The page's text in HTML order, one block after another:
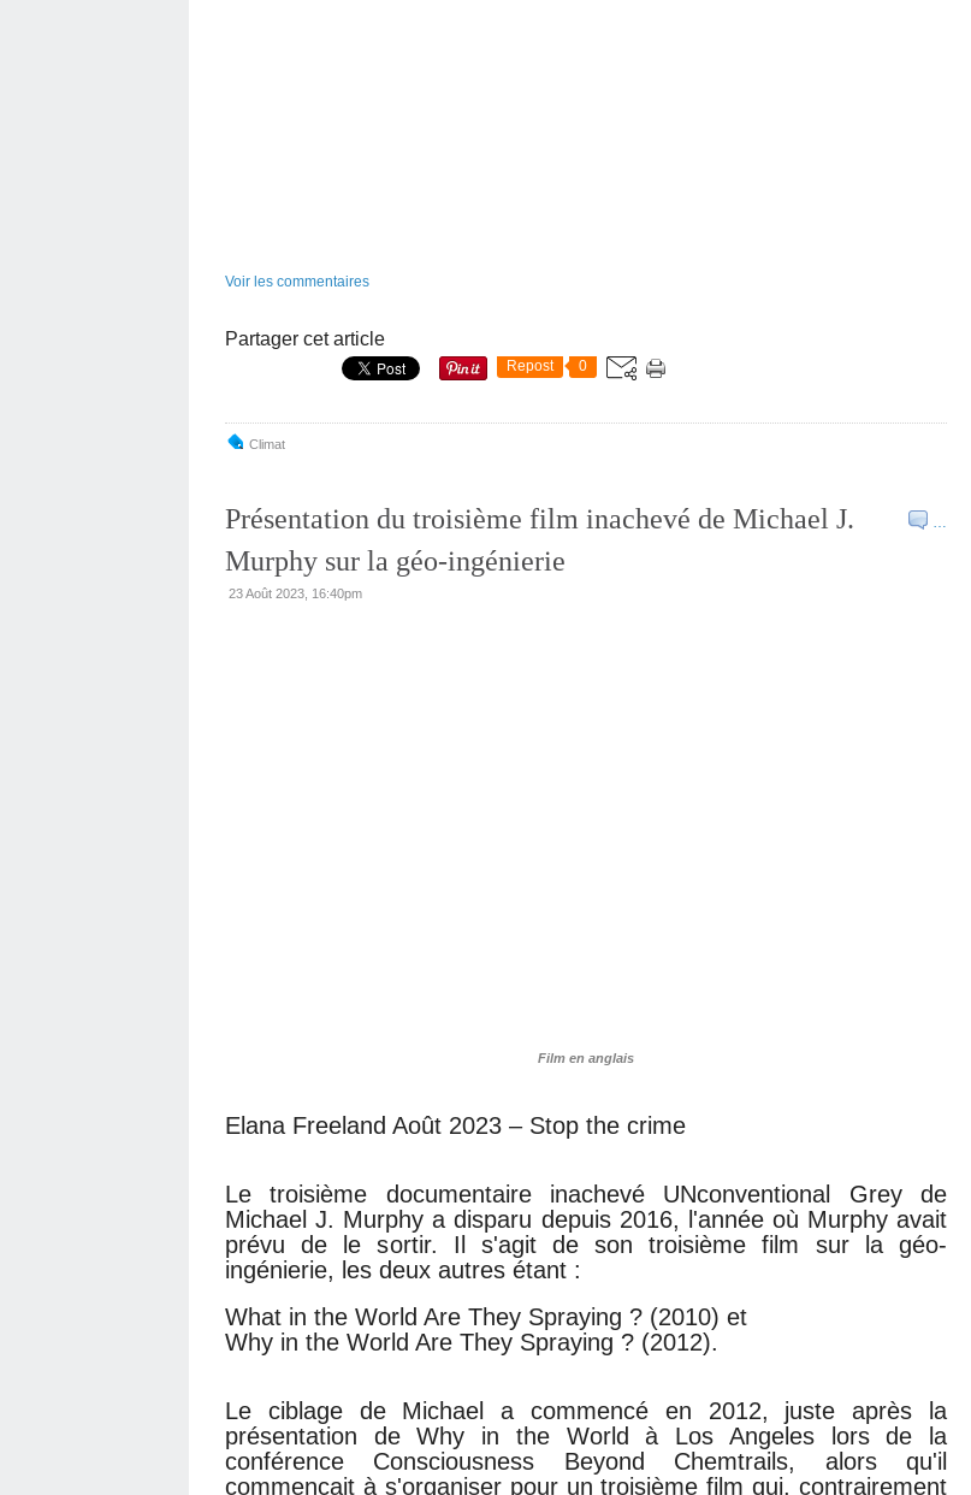
Voir les commentaires
Partager cet article
Repost 0
Climat
Présentation du troisième film inachevé de Michael J.
Murphy sur la géo-ingénierie
23 Août 2023, 16:40pm
Film en anglais
Elana Freeland Août 2023 – Stop the crime
Le troisième documentaire inachevé UNconventional Grey de
Michael J. Murphy a disparu depuis 2016, l'année où Murphy avait
prévu de le sortir. Il s'agit de son troisième film sur la géo-
ingénierie, les deux autres étant :
What in the World Are They Spraying ? (2010) et
Why in the World Are They Spraying ? (2012).
Le ciblage de Michael a commencé en 2012, juste après la
présentation de Why in the World à Los Angeles lors de la
conférence Consciousness Beyond Chemtrails, alors qu'il
commençait à s'organiser pour un troisième film qui, contrairement